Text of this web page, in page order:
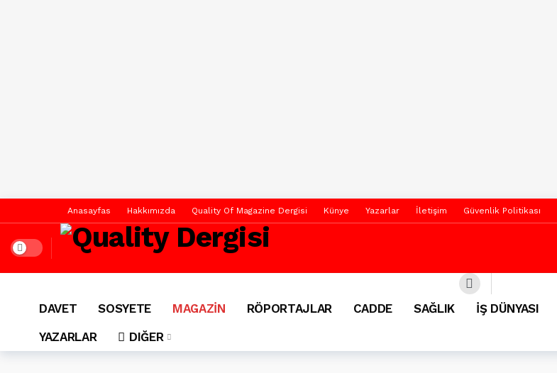
Anasayfas Hakkımızda Quality Of Magazine Dergisi Künye Yazarlar İletişim Güvenlik Politikası
Dark mode
DAVET SOSYETE MAGAZİN RÖPORTAJLAR CADDE SAĞLIK İŞ DÜNYASI
YAZARLAR
DIĞER